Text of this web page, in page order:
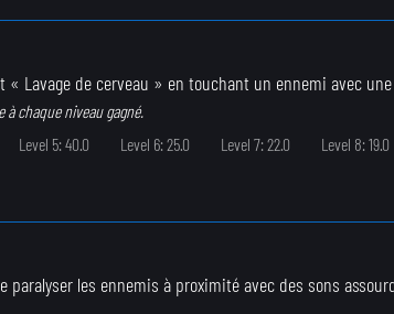
Lavage de cerveau » en touchant un ennemi avec
chaque niveau gagné.
Level 5: 40.0 Level 6: 25.0 Level 7: 22.0 Level 8: 19.0
paralyser les ennemis à proximité avec des sons